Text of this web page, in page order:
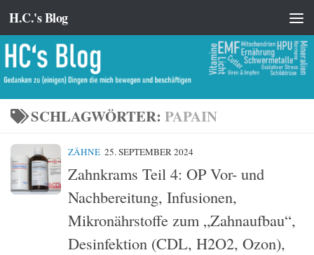
Zum Inhalt springen
H.C.'s Blog
SCHLAGWÖRTER: PAPAIN
ZÄHNE 25. SEPTEMBER 2024
Zahnkrams Teil 4: OP Vor- und
Nachbereitung, Infusionen,
Mikronährstoffe zum „Zahnaufbau“,
Desinfektion (CDL, H2O2, Ozon),